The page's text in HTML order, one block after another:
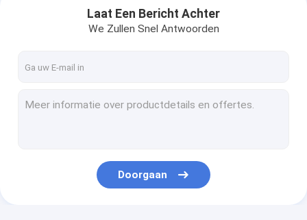
Contacteer ons
Hoogtemperatuur muffelfurnen
Laat Een Bericht Achter
We Zullen Snel Antwoorden
Doorgaan